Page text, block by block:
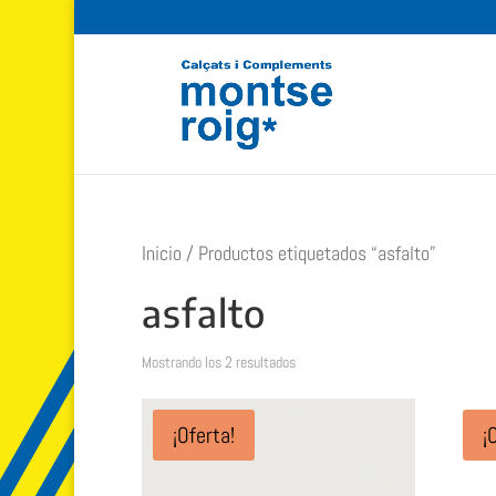
Inicio / Productos etiquetados “asfalto”
asfalto
Mostrando los 2 resultadosOrdenado
por
¡Oferta!